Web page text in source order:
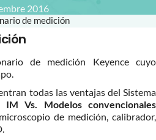
2016
de medición
de medición Keyence cuyo
todas las ventajas del Sistema
IM Vs. Modelos convencionales
de medición, calibrador,